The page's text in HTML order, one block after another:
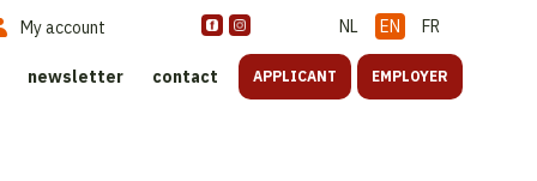
NL EN FR
My account
newsletter contact APPLICANT EMPLOYER